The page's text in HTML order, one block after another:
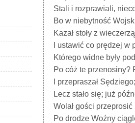
Stali i rozprawiali,
Bo w niebytność
Kazał stoły z
I ustawić co prędzej w
Którego widne były
Po cóż te przenosiny?
I przepraszał
Lecz stało się; już
Wolał gości
Po drodze Woźny